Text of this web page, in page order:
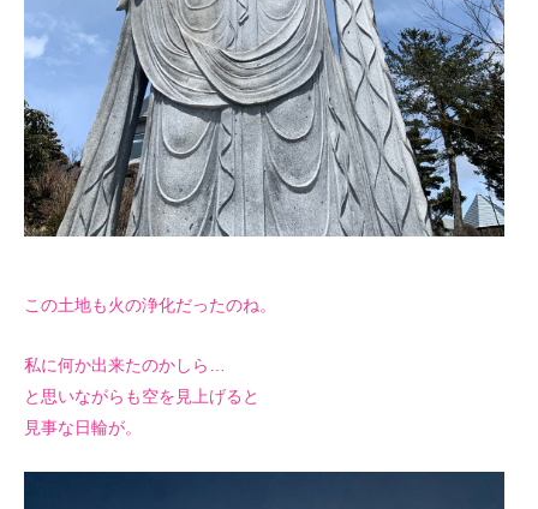
この土地も火の浄化だったのね。
私に何か出来たのかしら…
と思いながらも空を見上げると
見事な日輪が。